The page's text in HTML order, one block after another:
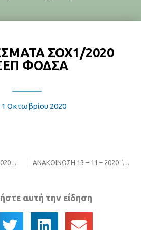
ΣΟΧ1/2020
ΦΟΔΣΑ
1 Οκτωβρίου 2020
ΑΠΟΤΕΛΕΣΜΑΤΑ ΣΟΧ1/2020 ΑΣΕΠ ΦΟΔΣΑ ΑΝΑΚΟΙΝΩΣΗ 13 – 11 – 2020 “Λήψη Έκτακτων Μέτρων”
αυτή την είδηση